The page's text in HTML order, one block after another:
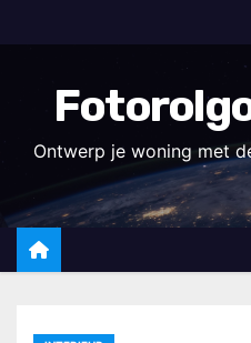
Ontwerp je woning met